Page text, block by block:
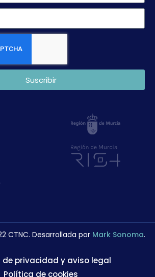
Suscribir
CTNC. Desarrollada por Mark Sonoma.
de privacidad y aviso legal
Política de cookies